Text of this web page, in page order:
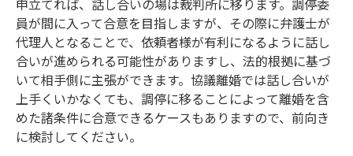
申立てれば、話し合いの場は裁判所に移ります。調停委
員が間に入って合意を目指しますが、その際に弁護士が
代理人となることで、依頼者様が有利になるように話し
合いが進められる可能性がありますし、法的根拠に基づ
いて相手側に主張ができます。協議離婚では話し合いが
上手くいかなくても、調停に移ることによって離婚を含
めた諸条件に合意できるケースもありますので、前向き
に検討してください。